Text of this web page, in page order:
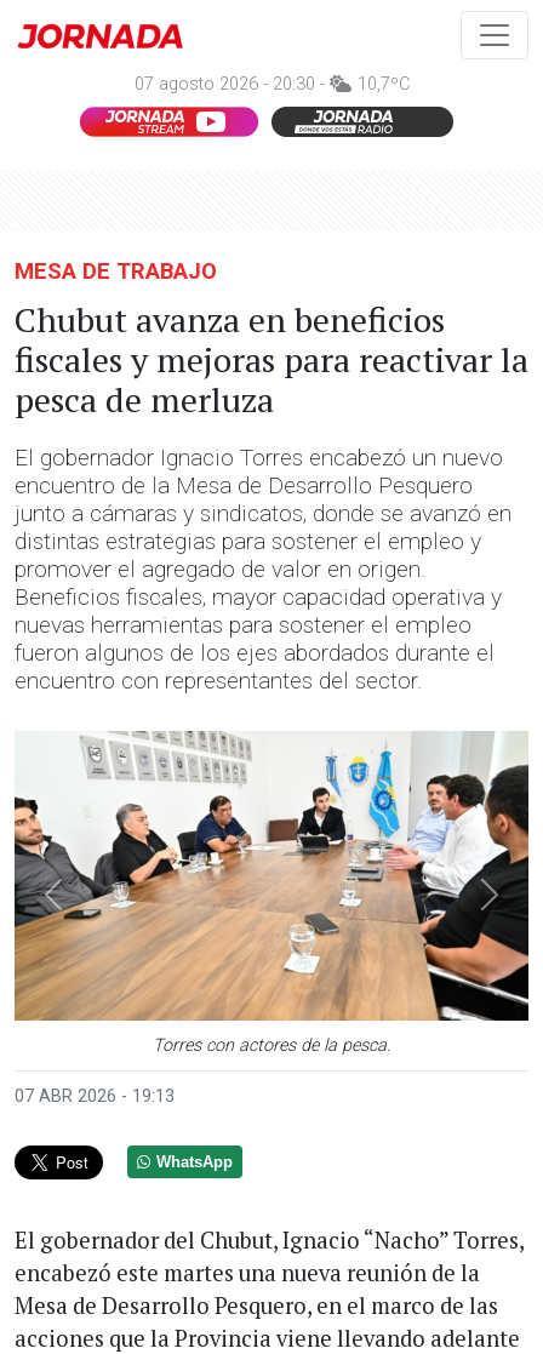
07 agosto 2026 - 20:30 - 10,7ºC
MESA DE TRABAJO
Chubut avanza en beneficios
fiscales y mejoras para reactivar la
pesca de merluza
El gobernador Ignacio Torres encabezó un nuevo
encuentro de la Mesa de Desarrollo Pesquero
junto a cámaras y sindicatos, donde se avanzó en
distintas estrategias para sostener el empleo y
promover el agregado de valor en origen.
Beneficios fiscales, mayor capacidad operativa y
nuevas herramientas para sostener el empleo
fueron algunos de los ejes abordados durante el
encuentro con representantes del sector.
Torres con actores de la pesca.
Anterior
07 ABR 2026 - 19:13
WhatsApp
El gobernador del Chubut, Ignacio “Nacho” Torres,
encabezó este martes una nueva reunión de la
Mesa de Desarrollo Pesquero, en el marco de las
acciones que la Provincia viene llevando adelante